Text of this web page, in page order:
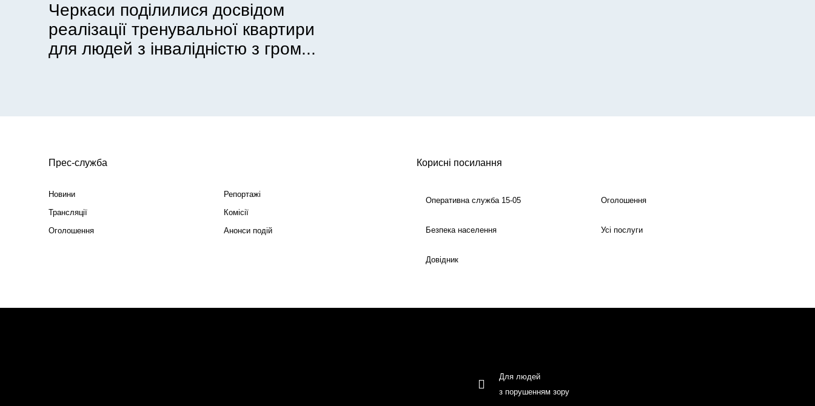
Черкаси поділилися досвідом
реалізації тренувальної квартири
для людей з інвалідністю з гром...
Прес-служба
Новини
Репортажі
Трансляції
Комісії
Оголошення
Анонси подій
Корисні посилання
Оперативна служба 15-05 Оголошення
Безпека населення Усі послуги
Довідник
Для людей
з порушенням зору